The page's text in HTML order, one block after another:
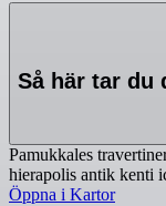
Så här tar du
Pamukkales
hierapolis antik kenti
Öppna i Kartor